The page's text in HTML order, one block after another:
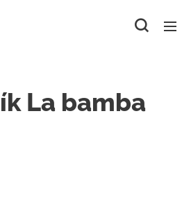
La bamba